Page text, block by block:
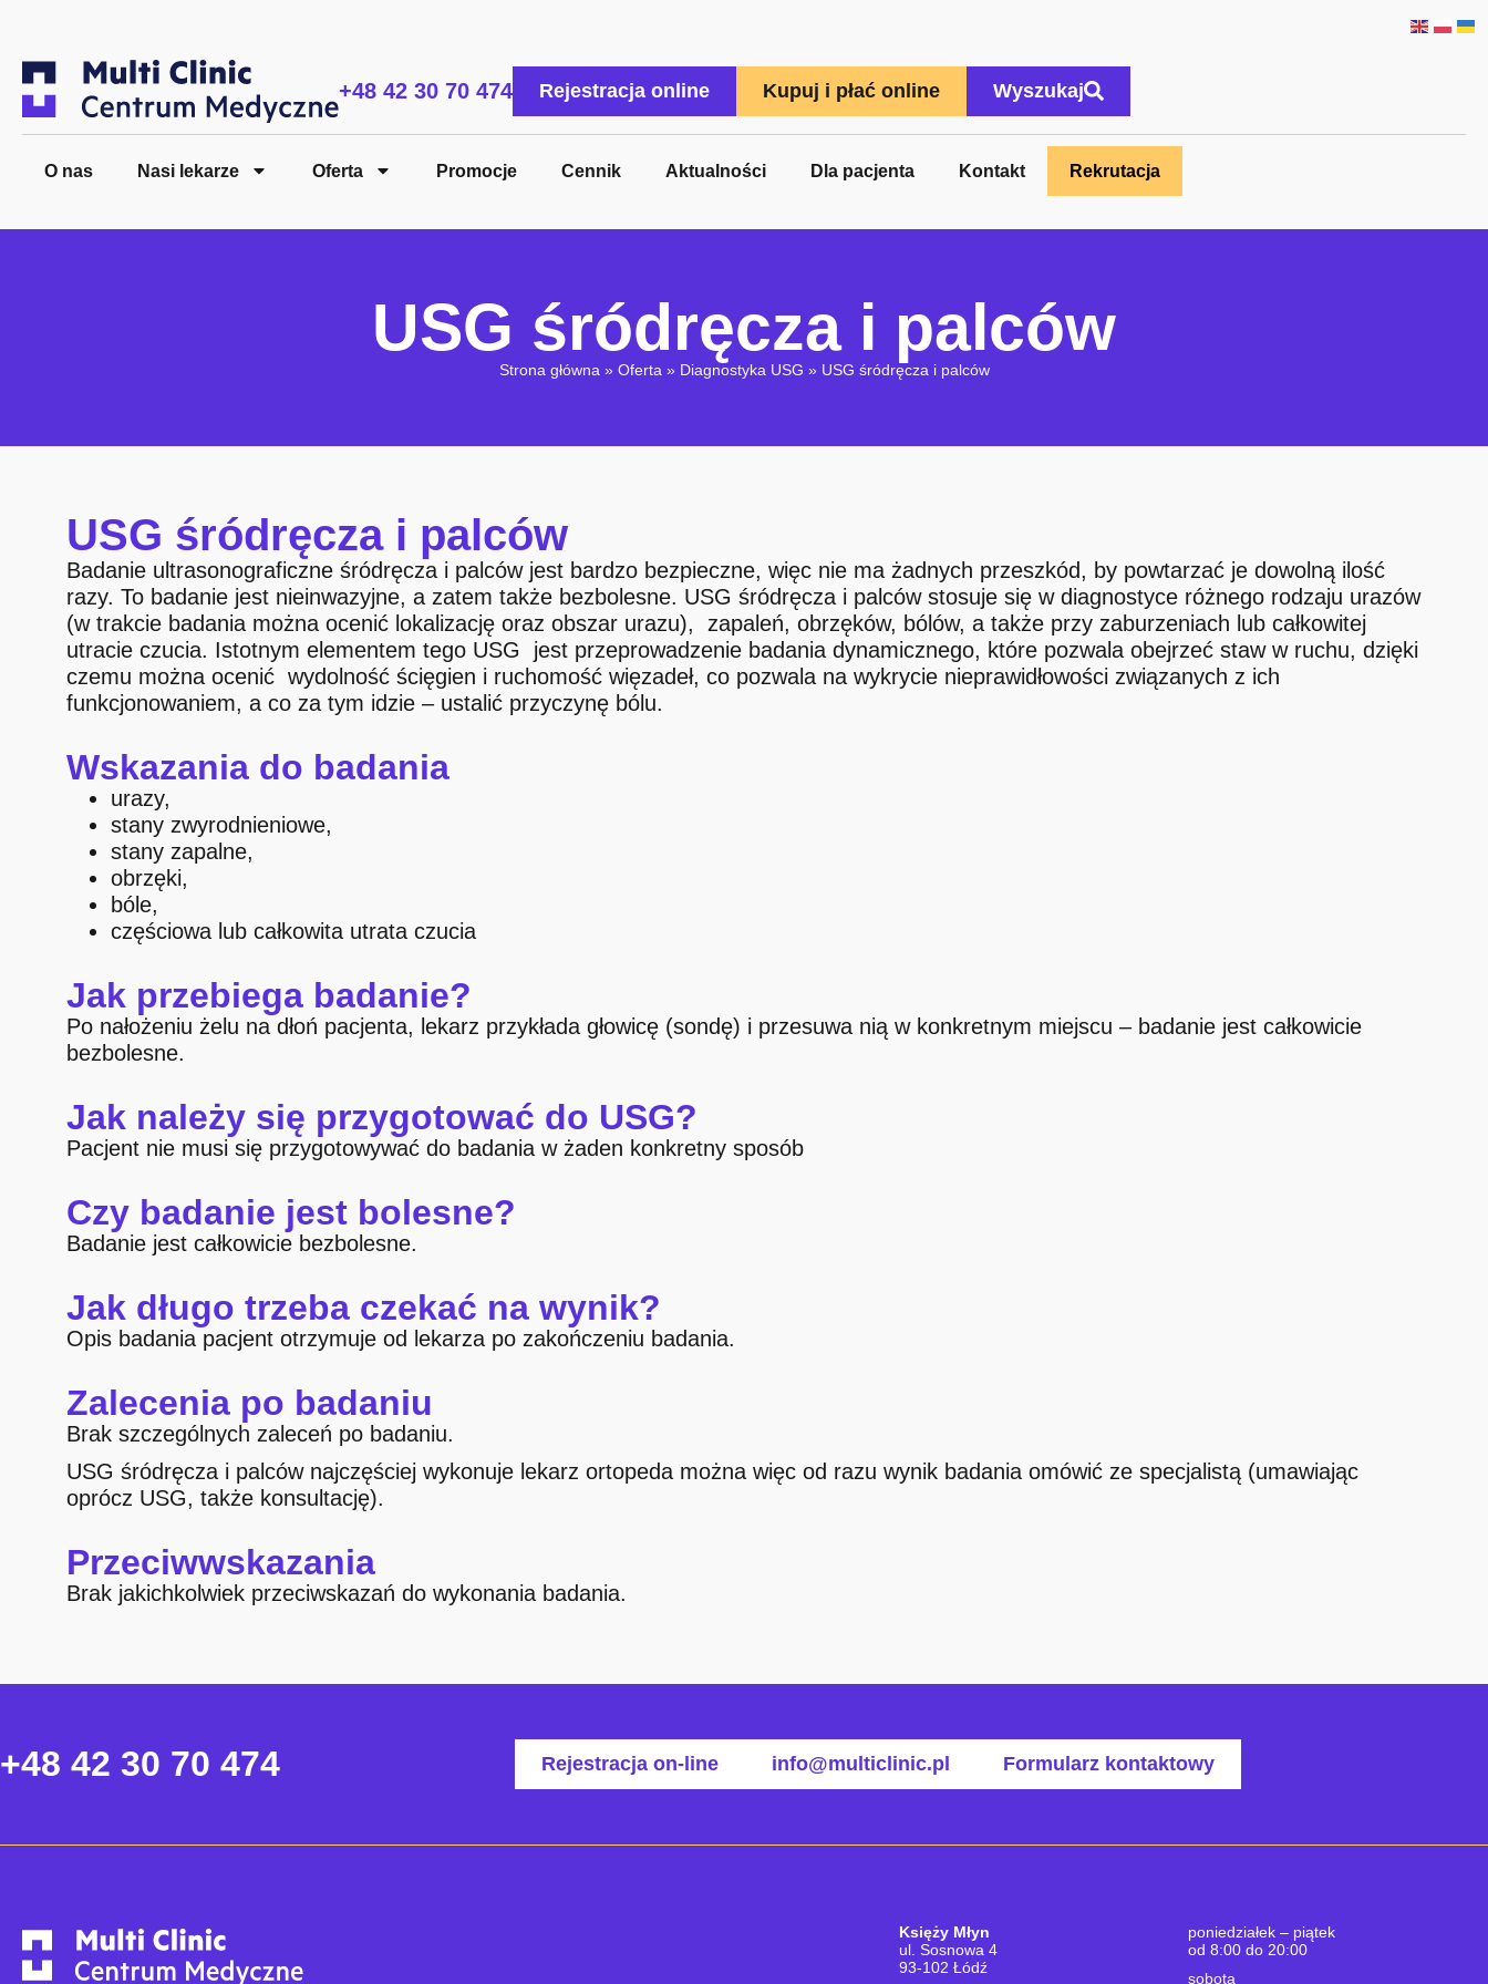
+48 42 30 70 474 Rejestracja online Kupuj i płać online Wyszukaj
O nas Nasi lekarze Oferta Promocje Cennik Aktualności Dla pacjenta Kontakt Rekrutacja
USG śródręcza i palców
Strona główna» Oferta» Diagnostyka USG » USG śródręcza i palców
USG śródręcza i palców
Badanie ultrasonograficzne śródręcza i palców jest bardzo bezpieczne, więc nie ma żadnych przeszkód, by powtarzać je dowolną ilość
razy. To badanie jest nieinwazyjne, a zatem także bezbolesne. USG śródręcza i palców stosuje się w diagnostyce różnego rodzaju urazów
(w trakcie badania można ocenić lokalizację oraz obszar urazu), zapaleń, obrzęków, bólów, a także przy zaburzeniach lub całkowitej
utracie czucia. Istotnym elementem tego USG jest przeprowadzenie badania dynamicznego, które pozwala obejrzeć staw w ruchu, dzięki
czemu można ocenić wydolność ścięgien i ruchomość więzadeł, co pozwala na wykrycie nieprawidłowości związanych z ich
funkcjonowaniem, a co za tym idzie – ustalić przyczynę bólu.
Wskazania do badania
urazy,
stany zwyrodnieniowe,
stany zapalne,
obrzęki,
bóle,
częściowa lub całkowita utrata czucia
Jak przebiega badanie?
Po nałożeniu żelu na dłoń pacjenta, lekarz przykłada głowicę (sondę) i przesuwa nią w konkretnym miejscu – badanie jest całkowicie
bezbolesne.
Jak należy się przygotować do USG?
Pacjent nie musi się przygotowywać do badania w żaden konkretny sposób
Czy badanie jest bolesne?
Badanie jest całkowicie bezbolesne.
Jak długo trzeba czekać na wynik?
Opis badania pacjent otrzymuje od lekarza po zakończeniu badania.
Zalecenia po badaniu
Brak szczególnych zaleceń po badaniu.
USG śródręcza i palców najczęściej wykonuje lekarz ortopeda można więc od razu wynik badania omówić ze specjalistą (umawiając
oprócz USG, także konsultację).
Przeciwwskazania
Brak jakichkolwiek przeciwskazań do wykonania badania.
+48 42 30 70 474 Rejestracja on-line info@multiclinic.pl Formularz kontaktowy
Księży Młyn
ul. Sosnowa 4
93-102 Łódź
poniedziałek – piątek
od 8:00 do 20:00
sobota